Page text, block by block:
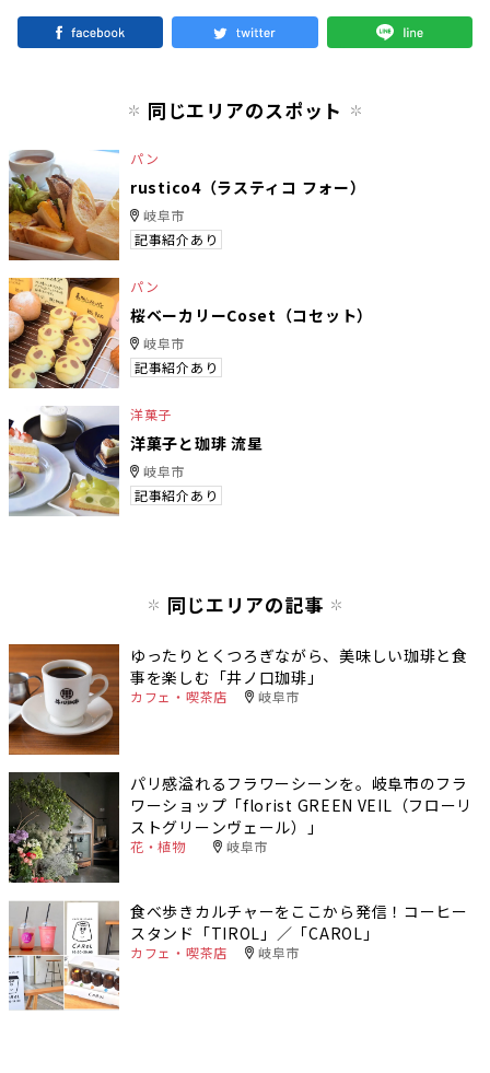
同じエリアのスポット
パン
rustico4（ラスティコ フォー）
岐阜市
記事紹介あり
パン
桜ベーカリーCoset（コセット）
岐阜市
記事紹介あり
洋菓子
洋菓子と珈琲 流星
岐阜市
記事紹介あり
同じエリアの記事
ゆったりとくつろぎながら、美味しい珈琲と食
事を楽しむ「井ノ口珈琲」
カフェ・喫茶店 岐阜市
パリ感溢れるフラワーシーンを。岐阜市のフラ
ワーショップ「florist GREEN VEIL（フローリ
ストグリーンヴェール）」
花・植物 岐阜市
食べ歩きカルチャーをここから発信！コーヒー
スタンド「TIROL」／「CAROL」
カフェ・喫茶店 岐阜市